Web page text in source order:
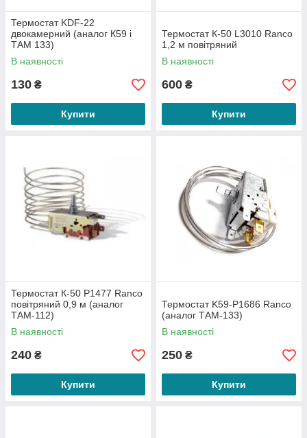
Термостат KDF-22
двокамерний (аналог К59 і
ТАМ 133)
В наявності
130 ₴
Купити
Термостат К-50 L3010 Ranco
1,2 м повітряний
В наявності
600 ₴
Купити
Термостат К-50 P1477 Ranco
повітряний 0,9 м (аналог
ТАМ-112)
В наявності
240 ₴
Купити
Термостат K59-P1686 Ranco
(аналог ТАМ-133)
В наявності
250 ₴
Купити